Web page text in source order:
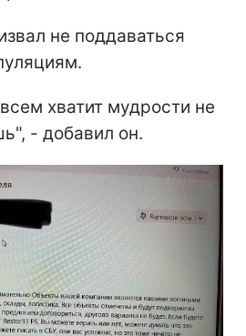
не поддаваться
хватит мудрости не
- добавил он.